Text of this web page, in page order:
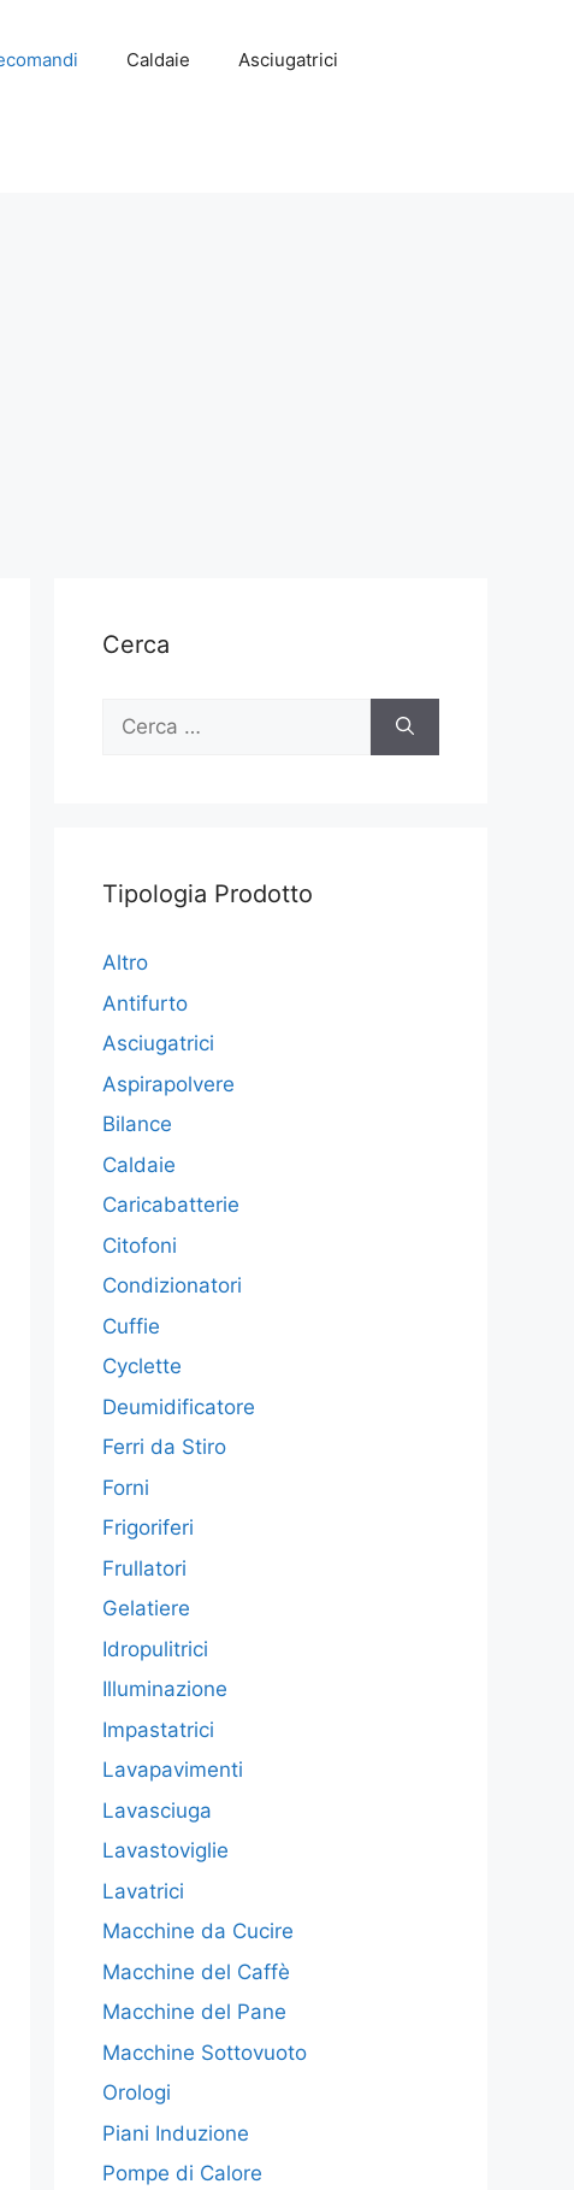
Caldaie Asciugatrici
Cerca
Ricerca
Tipologia Prodotto
Altro
Antifurto
Asciugatrici
Aspirapolvere
Bilance
Caldaie
Caricabatterie
Citofoni
Condizionatori
Cuffie
Cyclette
Deumidificatore
Ferri da Stiro
Forni
Frigoriferi
Frullatori
Gelatiere
Idropulitrici
Illuminazione
Impastatrici
Lavapavimenti
Lavasciuga
Lavastoviglie
Lavatrici
Macchine da Cucire
Macchine del Caffè
Macchine del Pane
Macchine Sottovuoto
Orologi
Piani Induzione
Pompe di Calore